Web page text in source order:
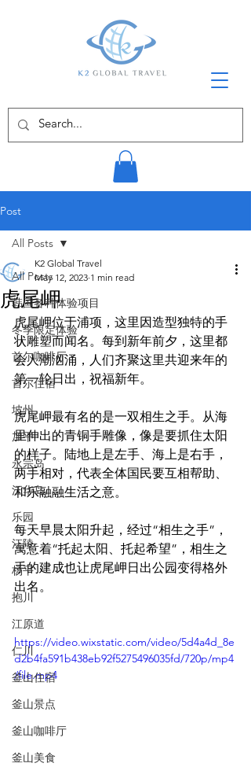
Post
All Posts
韩国各种体验项目
冬季限定体验
首尔咖啡厅
首尔住宿
坡州
加平
永宗岛
江华岛
乐园
江陵
杨平
抱川
江原道
仁川
釜山住宿
釜山景点
釜山咖啡厅
釜山美食
All Posts
虎尾岬
K2 Global Travel
May 12, 2023 1 min read
虎尾岬位于浦项，这里因造型独特的手
状雕塑而闻名。每到新年前夕，这里都
会人潮汹涌，人们齐聚这里共迎来年的
第一轮日出，祝福新年。
虎尾岬最有名的是一双相生之手。从海
里伸出的青铜手雕像，像是要抓住太阳
的样子。陆地上是左手、海上是右手，
两手相对，代表全体国民要互相帮助、
和乐融融生活之意。
每天早晨太阳升起，经过“相生之手”，
寓意着“托起太阳、托起希望”，相生之
手的建成也让虎尾岬日出公园变得格外
出名。
https://video.wixstatic.com/video/5d4a4d_8e
d2b4fa591b438eb92f5275496035fd/720p/mp4
/file.mp4